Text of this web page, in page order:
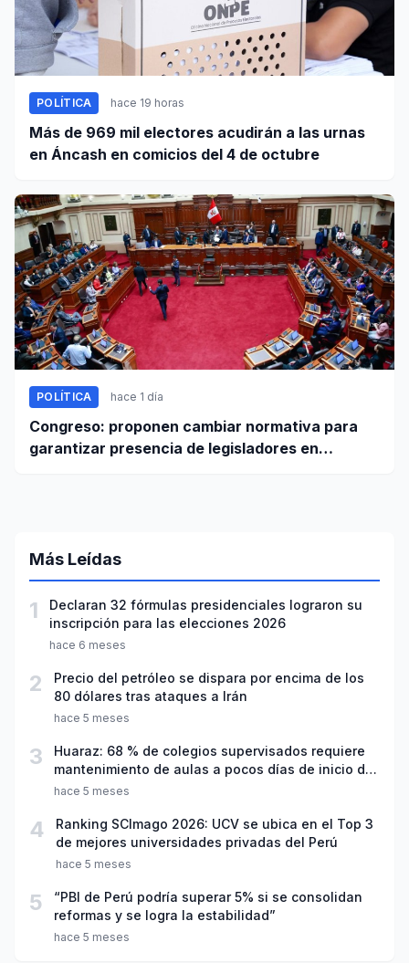
POLÍTICA hace 19 horas
Más de 969 mil electores acudirán a las urnas
en Áncash en comicios del 4 de octubre
POLÍTICA hace 1 día
Congreso: proponen cambiar normativa para
garantizar presencia de legisladores en
Más Leídas
1
Declaran 32 fórmulas presidenciales lograron su
inscripción para las elecciones 2026
hace 6 meses
2
Precio del petróleo se dispara por encima de los
80 dólares tras ataques a Irán
hace 5 meses
3
Huaraz: 68 % de colegios supervisados requiere
mantenimiento de aulas a pocos días de inicio del
año escolar 2026
hace 5 meses
4
Ranking SCImago 2026: UCV se ubica en el Top 3
de mejores universidades privadas del Perú
hace 5 meses
5
“PBI de Perú podría superar 5% si se consolidan
reformas y se logra la estabilidad”
hace 5 meses